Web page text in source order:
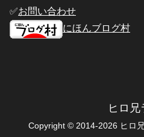
✅️お問い合わせ
にほんブログ村
ヒロ兄
Copyright © 2014-2026 ヒロ